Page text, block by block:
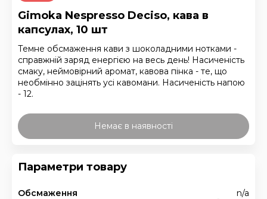
Gimoka Nespresso Deciso, кава в
капсулах, 10 шт
Темне обсмаження кави з шоколадними нотками -
справжній заряд енергією на весь день! Насиченість
смаку, неймовірний аромат, кавова пінка - те, що
необмінно зацінять усі кавомани. Насиченість напою
- 12.
Немає в наявності
Параметри товару
Обсмаження
n/a